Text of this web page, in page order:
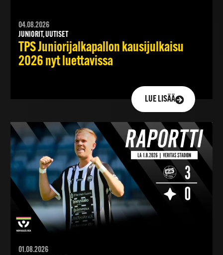
04.08.2026
JUNIORIT, UUTISET
TPS Juniorijalkapallon kausijulkaisu
2026 nyt luettavissa
LUE LISÄÄ
01.08.2026